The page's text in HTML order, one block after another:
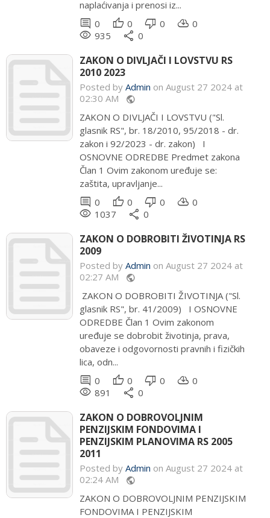
naplaćivanja i prenosi iz...
comment 0 thumb_up 0 thumb_down 0 cloud_download 0
remove_red_eye 935 share 0
ZAKON O DIVLJAČI I LOVSTVU RS
2010 2023
Posted by Admin on August 27 2024 at
02:30 AM public
ZAKON O DIVLJAČI I LOVSTVU ("Sl.
glasnik RS", br. 18/2010, 95/2018 - dr.
zakon i 92/2023 - dr. zakon) I
OSNOVNE ODREDBE Predmet zakona
Član 1 Ovim zakonom uređuje se:
zaštita, upravljanje...
comment 0 thumb_up 0 thumb_down 0 cloud_download 0
remove_red_eye 1037 share 0
ZAKON O DOBROBITI ŽIVOTINJA RS
2009
Posted by Admin on August 27 2024 at
02:27 AM public
ZAKON O DOBROBITI ŽIVOTINJA ("Sl.
glasnik RS", br. 41/2009) I OSNOVNE
ODREDBE Član 1 Ovim zakonom
uređuje se dobrobit životinja, prava,
obaveze i odgovornosti pravnih i fizičkih
lica, odn...
comment 0 thumb_up 0 thumb_down 0 cloud_download 0
remove_red_eye 891 share 0
ZAKON O DOBROVOLJNIM
PENZIJSKIM FONDOVIMA I
PENZIJSKIM PLANOVIMA RS 2005
2011
Posted by Admin on August 27 2024 at
02:24 AM public
ZAKON O DOBROVOLJNIM PENZIJSKIM
FONDOVIMA I PENZIJSKIM